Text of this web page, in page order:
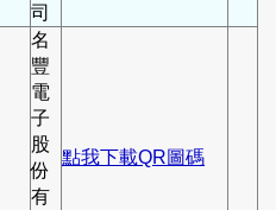
司
名
豐
電
子
股
份
有
點我下載QR圖碼